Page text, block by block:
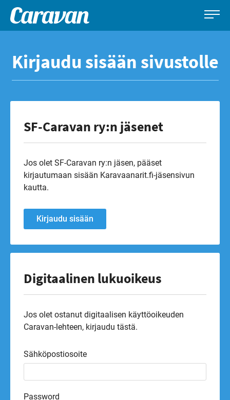
sisältöön
Caravan-
Leirintämatkailun
Kirjaudu sisään sivustolle
SF-Caravan ry:n jäsenet
Jos olet SF-Caravan ry:n jäsen, pääset
kirjautumaan sisään Karavaanarit.fi-jäsensivun
kautta.
Kirjaudu sisään
Digitaalinen lukuoikeus
Jos olet ostanut digitaalisen käyttöoikeuden
Caravan-lehteen, kirjaudu tästä.
Sähköpostiosoite
Password